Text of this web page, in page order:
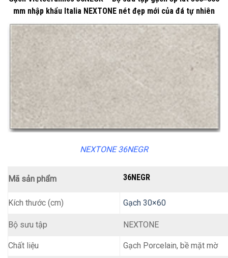
mm nhập khẩu Italia NEXTONE nét đẹp mới của đá tự nhiên
NEXTONE 36NEGR
Mã sản phẩm 36NEGR
Kích thước (cm) Gạch 30×60
Bộ sưu tập NEXTONE
Chất liệu Gạch Porcelain, bề mặt mờ